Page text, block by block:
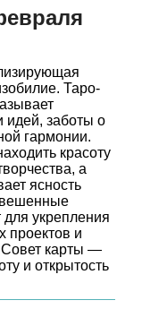
Таро-
идей, заботы о
гармонии.
красоту
а
ясность
укрепления
проектов и
Совет карты —
и открытость